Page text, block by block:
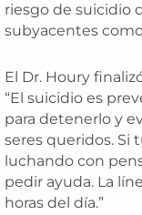
riesgo de suicidio
subyacentes
El Dr. Houry
“El suicidio es
para detenerlo y
seres queridos. Si
luchando con
pedir ayuda. La
horas del día.”